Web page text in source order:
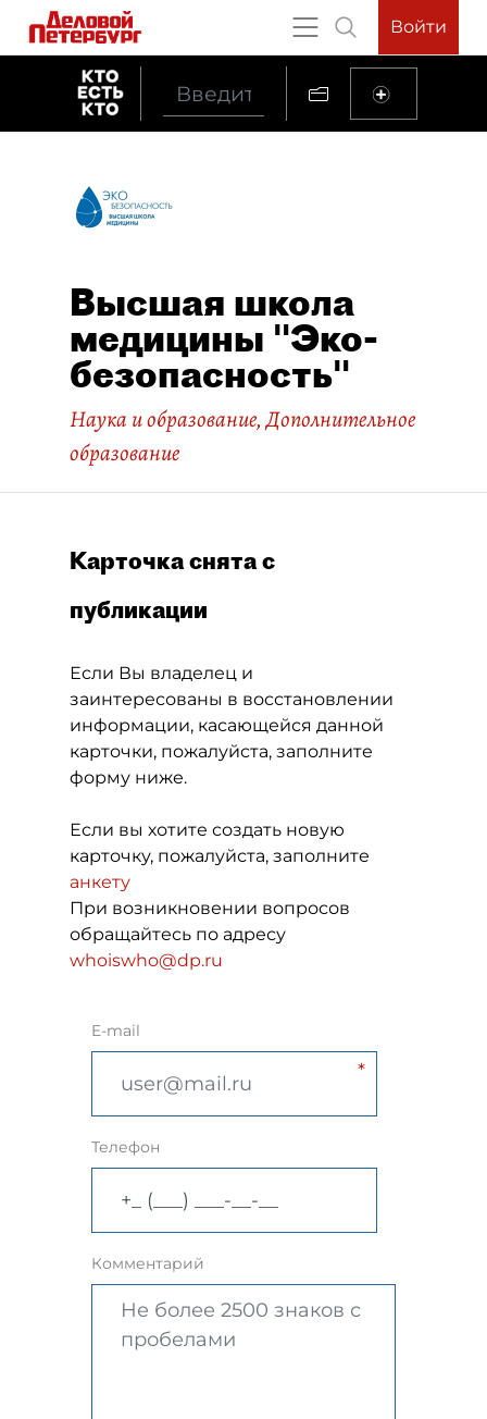
Войти
Высшая школа
медицины "Эко-
безопасность"
Наука и образование,Дополнительное
образование
Карточка снята с
публикации
Если Вы владелец и
заинтересованы в восстановлении
информации, касающейся данной
карточки, пожалуйста, заполните
форму ниже.
Если вы хотите создать новую
карточку, пожалуйста, заполните
анкету
При возникновении вопросов
обращайтесь по адресу
whoiswho@dp.ru
E-mail
Телефон
Комментарий